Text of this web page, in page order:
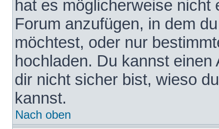
hat es möglicherweise nicht
Forum anzufügen, in dem
möchtest, oder nur
hochladen. Du kannst
dir nicht sicher bist, wieso
kannst.
Nach oben